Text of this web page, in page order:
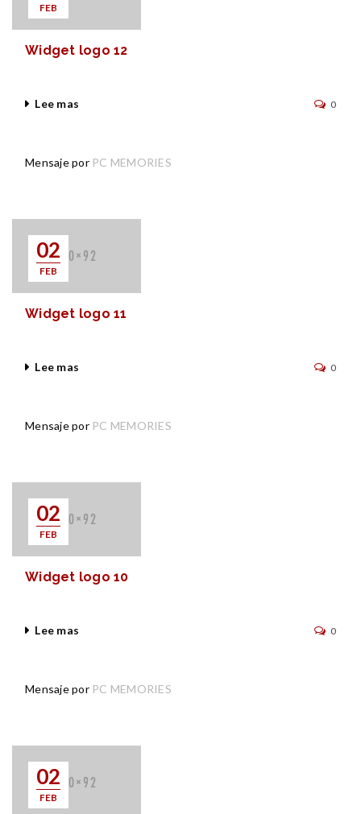
FEB
Widget logo 12
Lee mas 0
Mensaje por PC MEMORIES
02
FEB
Widget logo 11
Lee mas 0
Mensaje por PC MEMORIES
02
FEB
Widget logo 10
Lee mas 0
Mensaje por PC MEMORIES
02
FEB